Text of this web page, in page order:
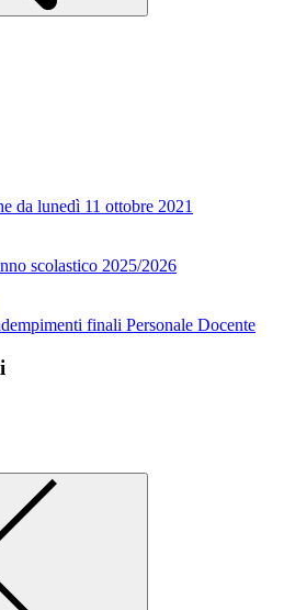
da lunedì 11 ottobre 2021
scolastico 2025/2026
finali Personale Docente